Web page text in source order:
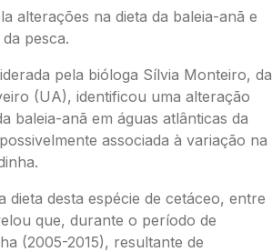
alterações na dieta da baleia-anã e
pesca.
pela bióloga Sílvia Monteiro, da
(UA), identificou uma alteração
baleia-anã em águas atlânticas da
associada à variação na
dieta desta espécie de cetáceo, entre
que, durante o período de
(2005-2015), resultante de